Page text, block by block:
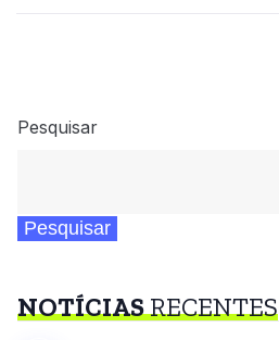
Pesquisar
Pesquisar
NOTÍCIASRECENTES